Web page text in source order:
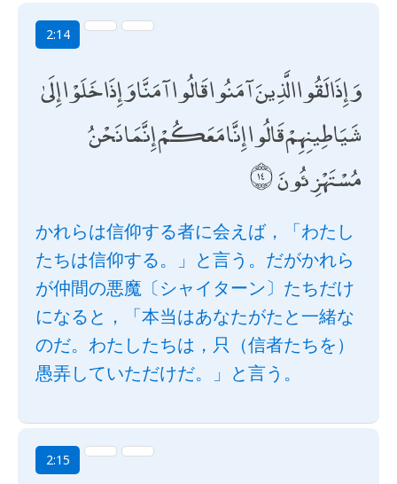
2:14
وَإِذَا لَقُوا الَّذِينَ آمَنُوا قَالُوا آمَنَّا وَإِذَا خَلَوْا إِلَىٰ
شَيَاطِينِهِمْ قَالُوا إِنَّا مَعَكُمْ إِنَّمَا نَحْنُ
مُسْتَهْزِئُونَ
かれらは信仰する者に会えば，「わたし
たちは信仰する。」と言う。だがかれら
が仲間の悪魔〔シャイターン〕たちだけ
になると，「本当はあなたがたと一緒な
のだ。わたしたちは，只（信者たちを）
愚弄していただけだ。」と言う。
2:15